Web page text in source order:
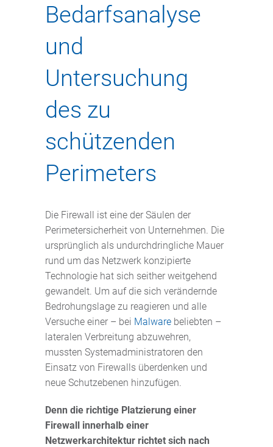
Bedarfsanalyse
und
Untersuchung
des zu
schützenden
Perimeters
Die Firewall ist eine der Säulen der
Perimetersicherheit von Unternehmen. Die
ursprünglich als undurchdringliche Mauer
rund um das Netzwerk konzipierte
Technologie hat sich seither weitgehend
gewandelt. Um auf die sich verändernde
Bedrohungslage zu reagieren und alle
Versuche einer – bei Malware beliebten –
lateralen Verbreitung abzuwehren,
mussten Systemadministratoren den
Einsatz von Firewalls überdenken und
neue Schutzebenen hinzufügen.
Denn die richtige Platzierung einer
Firewall innerhalb einer
Netzwerkarchitektur richtet sich nach